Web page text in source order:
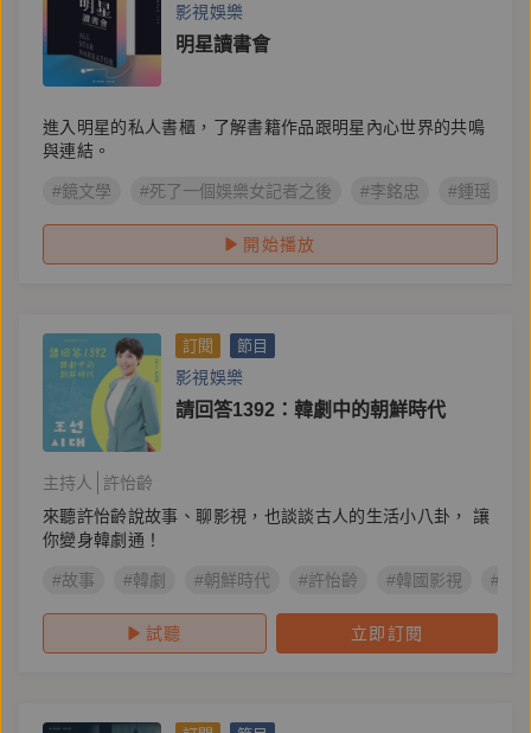
影視娛樂
明星讀書會
進入明星的私人書櫃，了解書籍作品跟明星內心世界的共鳴
與連結。
#鏡文學 #死了一個娛樂女記者之後 #李銘忠 #鍾瑶
開始播放
訂閱 節目
影視娛樂
請回答1392：韓劇中的朝鮮時代
主持人
許怡齡
來聽許怡齡說故事、聊影視，也談談古人的生活小八卦， 讓
你變身韓劇通！
#故事 #韓劇 #朝鮮時代 #許怡齡 #韓國影視 #韓
試聽 立即訂閱